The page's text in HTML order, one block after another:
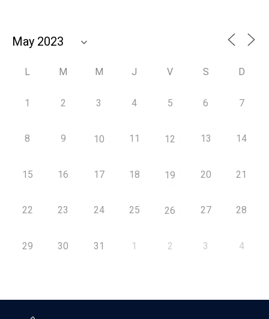
L M M J V S D
1 2 3 4 5 6 7
8 9 10 11 12 13 14
15 16 17 18 19 20 21
22 23 24 25 26 27 28
29 30 31 1 2 3 4